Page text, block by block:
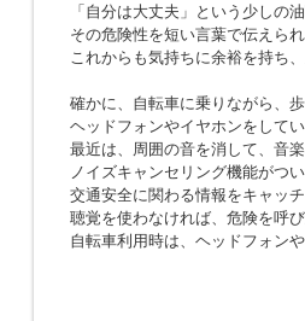
「自分は大丈夫」という少しの
その危険性を短い言葉で伝えら
これからも気持ちに余裕を持ち
確かに、自転車に乗りながら、歩
ヘッドフォンやイヤホンをして
最近は、周囲の音を消して、音
ノイズキャンセリング機能がつ
交通安全に関わる情報をキャッ
聴覚を使わなければ、危険を呼び
自転車利用時は、ヘッドフォン